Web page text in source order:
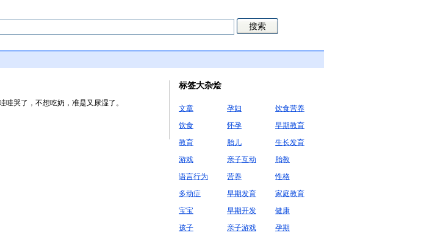
哭了，不想吃奶，准是又尿湿了。
标签大杂烩
文章 孕妇
饮食营养
饮食
怀孕
早期教育
教育
胎儿
生长发育
游戏
亲子互动
胎教
语言行为
营养
性格
多动症
早期发育
家庭教育
宝宝
早期开发
健康
孩子
亲子游戏
孕期